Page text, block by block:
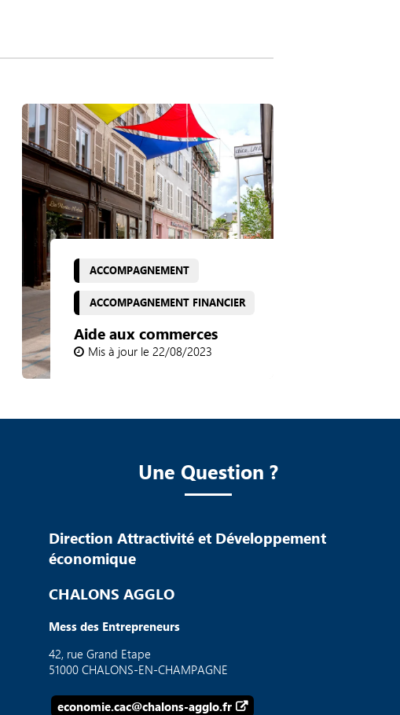
ACCOMPAGNEMENT
ACCOMPAGNEMENT FINANCIER
Aide aux commerces
Mis à jour le 22/08/2023
Une Question ?
Direction Attractivité et Développement
économique
CHALONS AGGLO
Mess des Entrepreneurs
42, rue Grand Etape
51000 CHALONS-EN-CHAMPAGNE
economie.cac@chalons-agglo.fr